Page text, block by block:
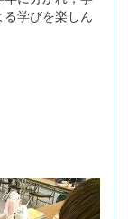
学びを楽しん